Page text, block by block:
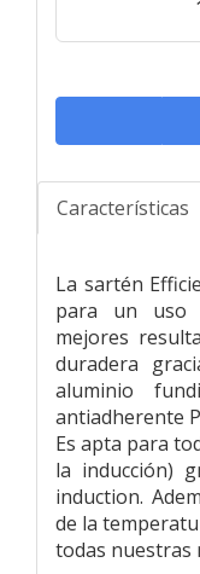
Características
La sartén
para un uso
mejores
duradera
aluminio
antiadherente
Es apta para
la inducción)
induction.
de la
todas nuestras